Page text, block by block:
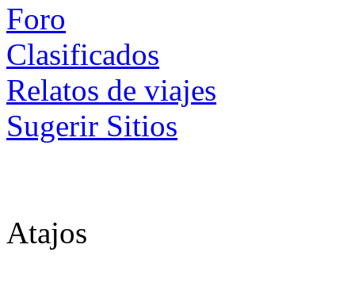
Foro
Clasificados
Relatos de viajes
Sugerir Sitios
Atajos